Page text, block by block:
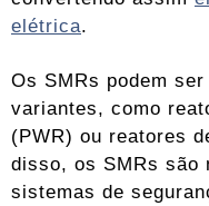
elétrica.
Os SMRs podem
variantes, como
(PWR) ou reatores
disso, os SMRs são
sistemas de